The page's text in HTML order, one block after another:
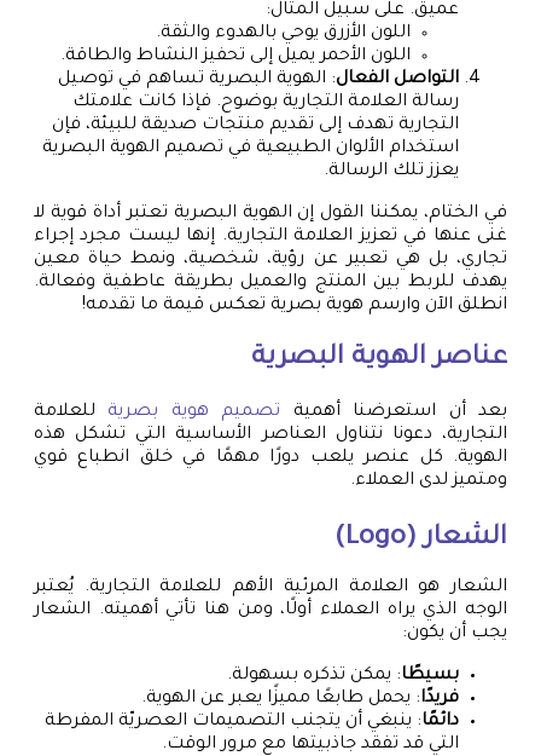
عميق. على سبيل المثال:
اللون الأزرق يوحي بالهدوء والثقة.
اللون الأحمر يميل إلى تحفيز النشاط والطاقة.
التواصل الفعال: الهوية البصرية تساهم في توصيل
رسالة العلامة التجارية بوضوح. فإذا كانت علامتك
التجارية تهدف إلى تقديم منتجات صديقة للبيئة، فإن
استخدام الألوان الطبيعية في تصميم الهوية البصرية
يعزز تلك الرسالة.
في الختام، يمكننا القول إن الهوية البصرية تعتبر أداة قوية لا
غنى عنها في تعزيز العلامة التجارية. إنها ليست مجرد إجراء
تجاري، بل هي تعبير عن رؤية، شخصية، ونمط حياة معين
يهدف للربط بين المنتج والعميل بطريقة عاطفية وفعالة.
انطلق الآن وارسم هوية بصرية تعكس قيمة ما تقدمه!
عناصر الهوية البصرية
بعد أن استعرضنا أهمية تصميم هوية بصرية للعلامة
التجارية، دعونا نتناول العناصر الأساسية التي تشكل هذه
الهوية. كل عنصر يلعب دورًا مهمًا في خلق انطباع قوي
ومتميز لدى العملاء.
الشعار (Logo)
الشعار هو العلامة المرئية الأهم للعلامة التجارية. يُعتبر
الوجه الذي يراه العملاء أولًا، ومن هنا تأتي أهميته. الشعار
يجب أن يكون:
بسيطًا: يمكن تذكره بسهولة.
فريدًا: يحمل طابعًا مميزًا يعبر عن الهوية.
دائمًا: ينبغي أن يتجنب التصميمات العصريّة المفرطة
التي قد تفقد جاذبيتها مع مرور الوقت.